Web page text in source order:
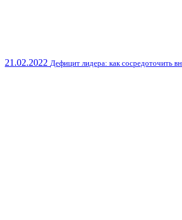
21.02.2022 Дефицит лидера: как сосредоточить